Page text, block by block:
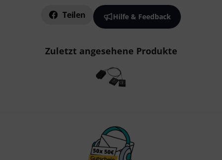
Teilen Hilfe & Feedback
Zuletzt angesehene Produkte